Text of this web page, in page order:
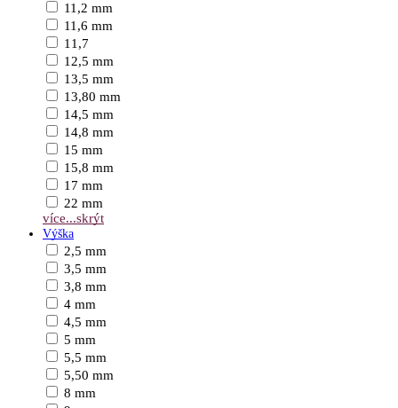
11,2 mm
11,6 mm
11,7
12,5 mm
13,5 mm
13,80 mm
14,5 mm
14,8 mm
15 mm
15,8 mm
17 mm
22 mm
více...skrýt
Výška
2,5 mm
3,5 mm
3,8 mm
4 mm
4,5 mm
5 mm
5,5 mm
5,50 mm
8 mm